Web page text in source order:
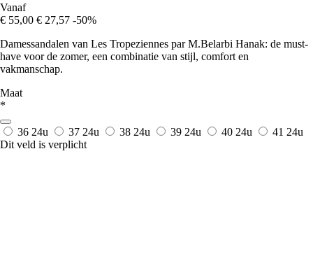
Vanaf
€ 55,00 € 27,57 -50%
Damessandalen van Les Tropeziennes par M.Belarbi Hanak: de must-
have voor de zomer, een combinatie van stijl, comfort en
vakmanschap.
Maat
*
36 24u 37 24u 38 24u 39 24u 40 24u 41 24u
Dit veld is verplicht